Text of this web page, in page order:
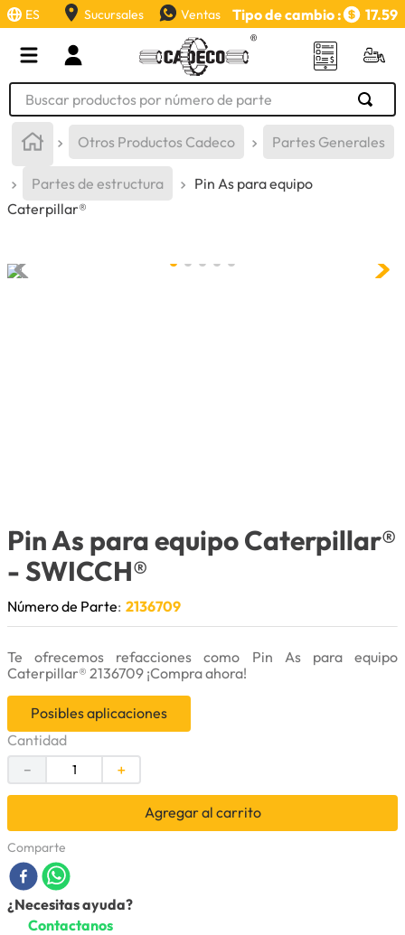
ES Sucursales Ventas Tipo de cambio : 17.59
Buscar productos por número de parte
Otros Productos Cadeco Partes Generales
Partes de estructura
Pin As para equipo
Caterpillar®
Pin As para equipo Caterpillar®
- SWICCH®
Número de Parte: 2136709
Te ofrecemos refacciones como Pin As para equipo
Caterpillar® 2136709 ¡Compra ahora!
Posibles aplicaciones
Cantidad
＋
－
Agregar al carrito
Comparte
¿Necesitas ayuda?
Contactanos
TÉRMINOS MÁS BUSCADOS
2 .
aceite